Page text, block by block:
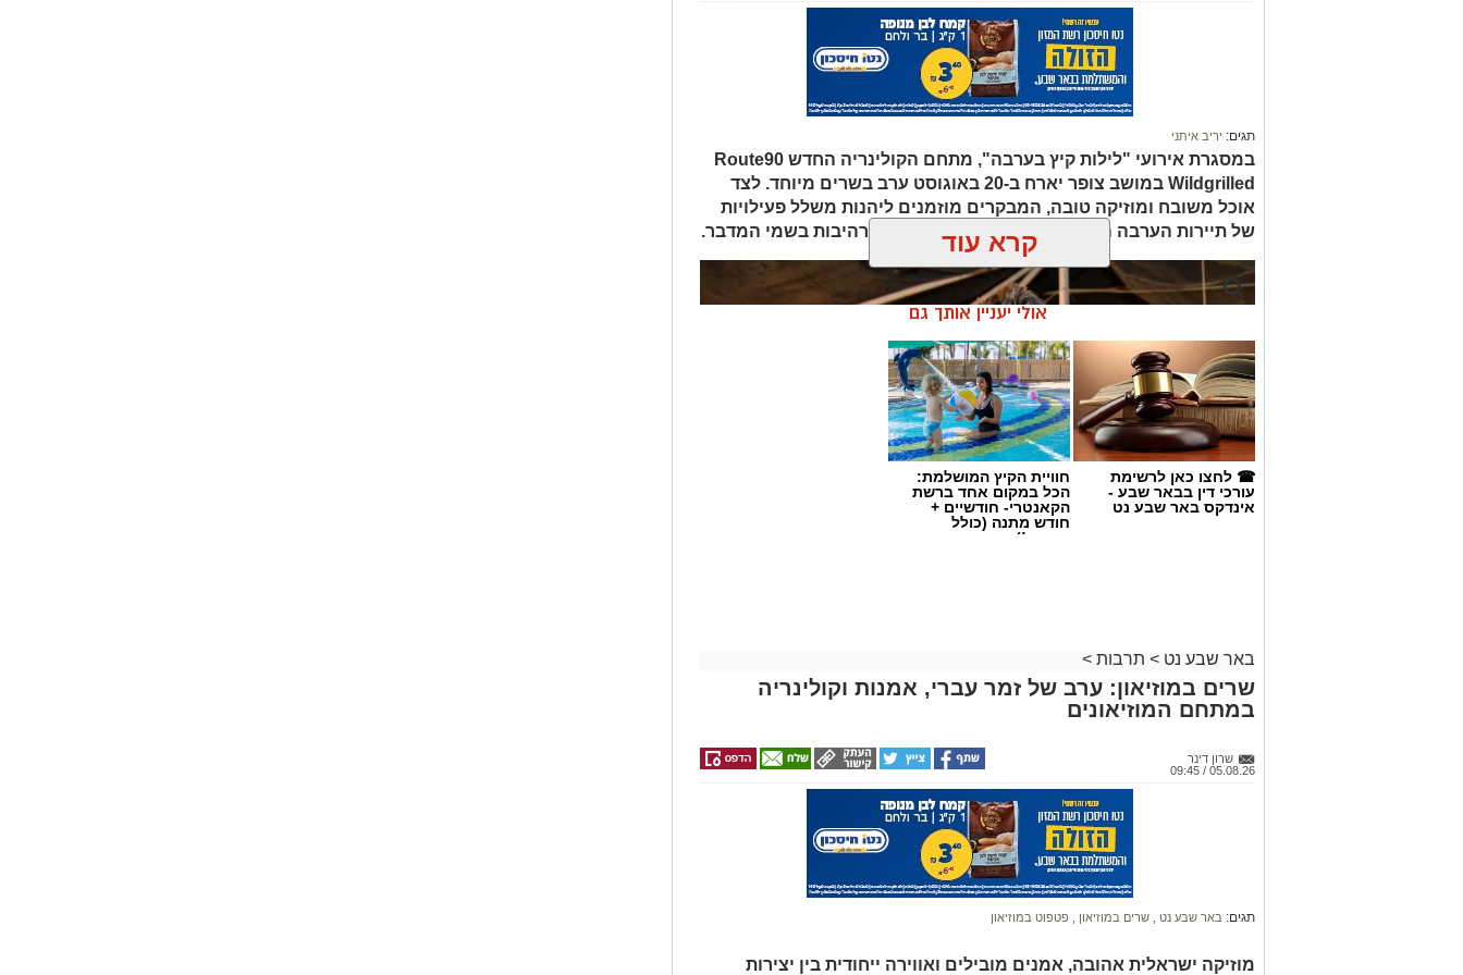
תגים: יריב איתני
במסגרת אירועי "לילות קיץ בערבה", מתחם הקולינריה החדש Route90
Wildgrilled במושב צופר יארח ב-20 באוגוסט ערב בשרים מיוחד. לצד
אוכל משובח ומוזיקה טובה, המבקרים מוזמנים ליהנות משלל פעילויות
של תיירות הערבה התיכונה, ובהן תצפיות כוכבים מרהיבות בשמי המדבר.
שף יריב איתני, הבעלים של מעדניית "Route 90" המוכרת מצוקים, משיק בימים אלו
את "Route90 Wildgrilled" – מתחם אירועים קולינרי חדש הממוקם במיקום פסטורלי
19:00, יארח המקום ערב שווארמה ושיפודים חגיגי כחלק מאירועי "לילות קיץ
קרא עוד
אולי יעניין אותך גם
☎ לחצו כאן לרשימת
עורכי דין בבאר שבע -
אינדקס באר שבע נט
חוויית הקיץ המושלמת:
הכל במקום אחד ברשת
הקאנטרי- חודשיים +
חודש מתנה (כולל
החגים!)
באר שבע נט > תרבות >
שרים במוזיאון: ערב של זמר עברי, אמנות וקולינריה
במתחם המוזיאונים
שרון דינר
05.08.26 / 09:45
תגים: באר שבע נט שרים במוזיאון פטפוט במוזיאון
מוזיקה ישראלית אהובה, אמנים מובילים ואווירה ייחודית בין יצירות